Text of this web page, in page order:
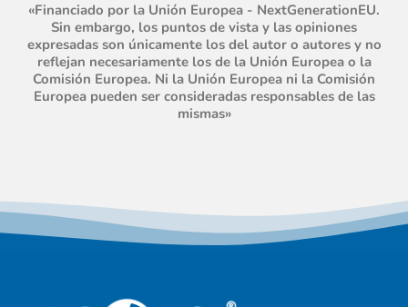
«Financiado por la Unión Europea - NextGenerationEU.
Sin embargo, los puntos de vista y las opiniones
expresadas son únicamente los del autor o autores y no
reflejan necesariamente los de la Unión Europea o la
Comisión Europea. Ni la Unión Europea ni la Comisión
Europea pueden ser consideradas responsables de las
mismas»